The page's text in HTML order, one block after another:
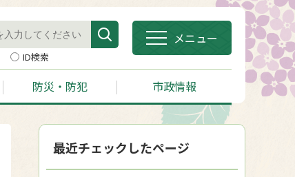
ID検索
メニュー
防災・防犯 市政情報
最近チェックしたページ